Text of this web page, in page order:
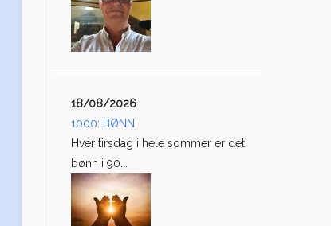
18/08/2026
1000: BØNN
Hver tirsdag i hele sommer er det
bønn i 90...